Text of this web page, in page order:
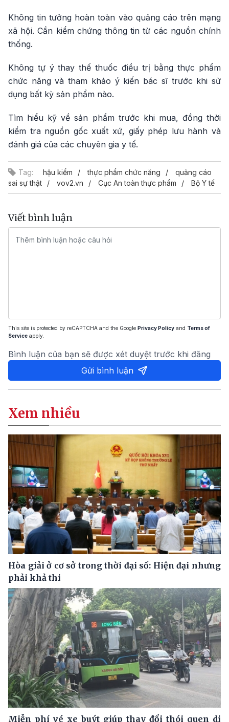
Không tin tưởng hoàn toàn vào quảng cáo trên mạng
xã hội. Cần kiểm chứng thông tin từ các nguồn chính
thống.
Không tự ý thay thế thuốc điều trị bằng thực phẩm
chức năng và tham khảo ý kiến bác sĩ trước khi sử
dụng bất kỳ sản phẩm nào.
Tìm hiểu kỹ về sản phẩm trước khi mua, đồng thời
kiểm tra nguồn gốc xuất xứ, giấy phép lưu hành và
đánh giá của các chuyên gia y tế.
Tag: hậu kiểm thực phẩm chức năng
quảng cáo
sai sự thật
vov2.vn Cục An toàn thực phẩm Bộ Y tế
Viết bình luận
This site is protected by reCAPTCHA and the Google Privacy Policy and Terms of
Service apply.
Bình luận của bạn sẽ được xét duyệt trước khi đăng
Gửi bình luận
Xem nhiều
Hòa giải ở cơ sở trong thời đại số: Hiện đại nhưng
phải khả thi
Miễn phí vé xe buýt giúp thay đổi thói quen di